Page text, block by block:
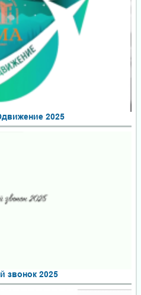
2025
звонок 2025